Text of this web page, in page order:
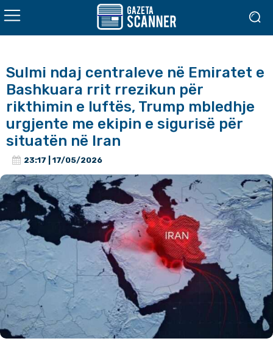
Sulmi ndaj centraleve në Emiratet e
Bashkuara rrit rrezikun për
rikthimin e luftës, Trump mbledhje
urgjente me ekipin e sigurisë për
situatën në Iran
23:17 | 17/05/2026